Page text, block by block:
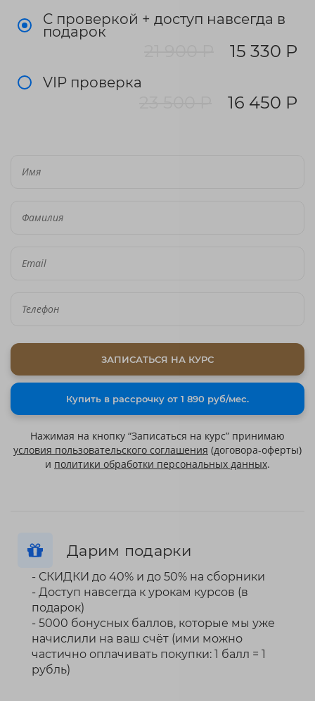
С проверкой + доступ навсегда в
подарок
15 330 Р
VIP проверка
16 450 Р
ЗАПИСАТЬСЯ НА КУРС
Купить в рассрочку от 1 890 руб/мес.
Нажимая на кнопку “Записаться на курс” принимаю
условия пользовательского соглашения (договора-оферты)
и политики обработки персональных данных.
Дарим подарки
- СКИДКИ до 40% и до 50% на сборники
- Доступ навсегда к урокам курсов (в
подарок)
- 5000 бонусных баллов, которые мы уже
начислили на ваш счёт (ими можно
частично оплачивать покупки: 1 балл = 1
рубль)